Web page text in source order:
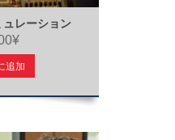
レーション
追加